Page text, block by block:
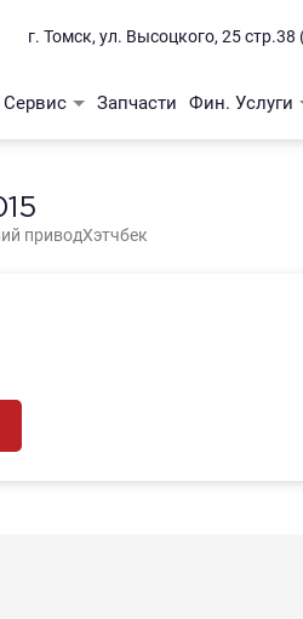
г. Томск, ул. Высоцкого, 25 стр.38
Сервис
Сервис
Кузовной ремонт
Запчасти Фин. Услуги
приводХэтчбек